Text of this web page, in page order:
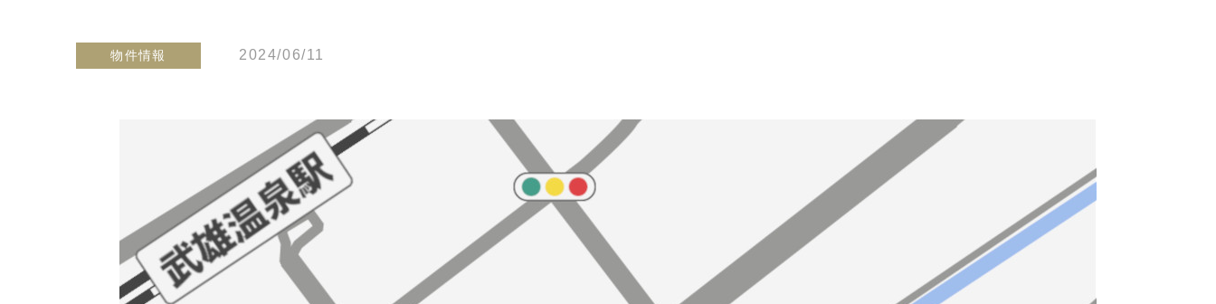
物件情報 2024/06/11